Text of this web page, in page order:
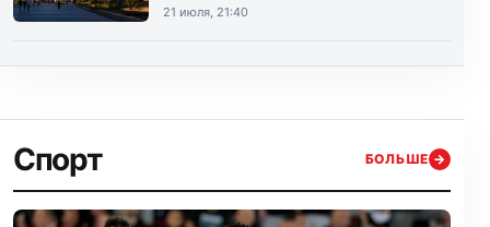
21 июля, 21:40
Спорт БОЛЬШЕ →